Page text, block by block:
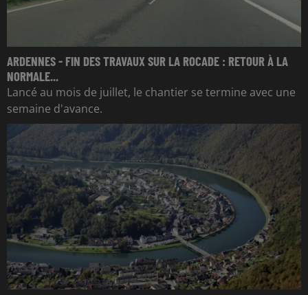
ARDENNES - FIN DES TRAVAUX SUR LA ROCADE : RETOUR À LA
NORMALE...
Lancé au mois de juillet, le chantier se termine avec une
semaine d'avance.